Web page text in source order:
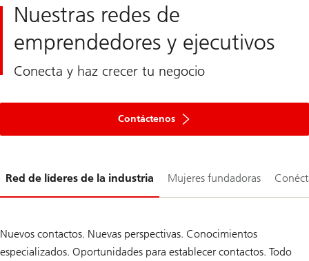
Nuestras redes de
emprendedores y ejecutivos
Conecta y haz crecer tu negocio
Contáctenos
Red de líderes de la industria Mujeres fundadoras
1-
Nuevos contactos. Nuevas perspectivas. Conocimientos
especializados. Oportunidades para establecer contactos. Todo